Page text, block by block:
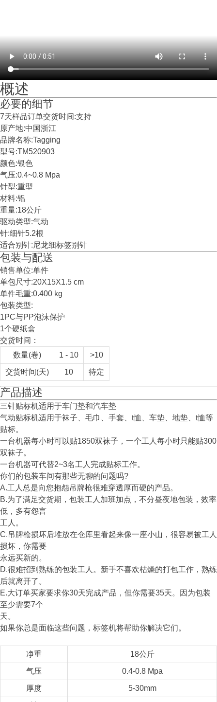
概述
必要的细节
7天样品订单交货时间:支持
原产地:中国浙江
品牌名称:Tagging
型号:TM520903
颜色:银色
气压:0.4~0.8 Mpa
针型:重型
材料:铝
重量:18公斤
驱动类型:气动
针:细针5.2根
适合别针:尼龙细标签别针
包装与配送
销售单位:单件
单包尺寸:20X15X1.5 cm
单件毛重:0.400 kg
包装类型:
1PC与PP泡沫保护
1个硬纸盒
交货时间：
数量(卷)
1 - 10 >10
交货时间(天) 10 待定
产品描述
三针贴标机适用于车门垫和汽车垫
气动贴标机适用于袜子、毛巾、手套、t恤、车垫、地垫、t恤等
贴标。
一台机器每小时可以贴1850双袜子，一个工人每小时只能贴300
双袜子。
一台机器可代替2~3名工人完成贴标工作。
你们的包装车间有那些无聊的问题吗?
A.工人总是向您抱怨吊牌枪很难穿透厚而硬的产品。
B.为了满足交货期，包装工人加班加点，不分昼夜地包装，效率
低，多有怨言
工人。
C.吊牌枪损坏后堆放在仓库里看起来像一座小山，很容易被工人
损坏，你需要
永远买新的。
D.很难招到熟练的包装工人。新手不喜欢枯燥的打包工作，熟练
后就离开了。
E.大订单买家要求你30天完成产品，但你需要35天。因为包装
至少需要7个
天。
如果你总是面临这些问题，标签机将帮助你解决它们。
净重 18公斤
气压 0.4-0.8 Mpa
厚度 5-30mm